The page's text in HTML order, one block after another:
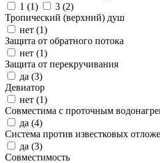
1 (1) 3 (2)
Тропический (верхний) душ
нет (1)
Защита от обратного потока
нет (1)
Защита от перекручивания
да (3)
Девиатор
нет (1)
Совместима с проточным
да (4)
Система против известковых
да (3)
Совместимость